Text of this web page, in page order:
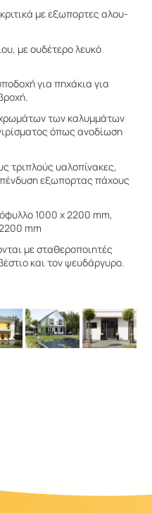
με εξωπορτες αλου­
με ουδέτερο λευκό
για πηχάκια για
των καλυμμάτων
όπως ανοδίωση
τριπλούς υαλοπίνακες,
εξωπορτας πάχους
1000 x 2200 mm,
mm
με σταθεροποιητές
και τον ψευδάργυρο.